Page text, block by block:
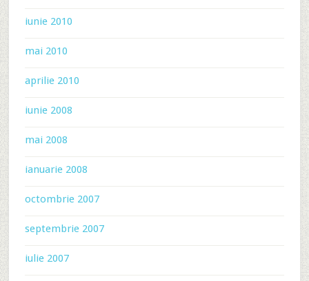
iunie 2010
mai 2010
aprilie 2010
iunie 2008
mai 2008
ianuarie 2008
octombrie 2007
septembrie 2007
iulie 2007